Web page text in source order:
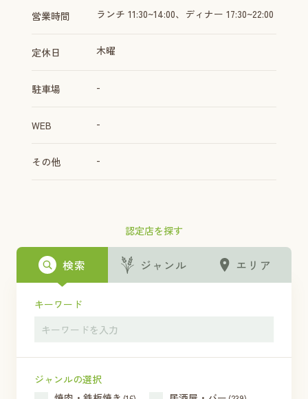
認定店を探す
検索 ジャンル エリア
キーワード
ジャンルの選択
営業時間 ランチ 11:30~14:00、ディナー 17:30~22:00
定休日 木曜
駐車場 -
WEB -
その他 -